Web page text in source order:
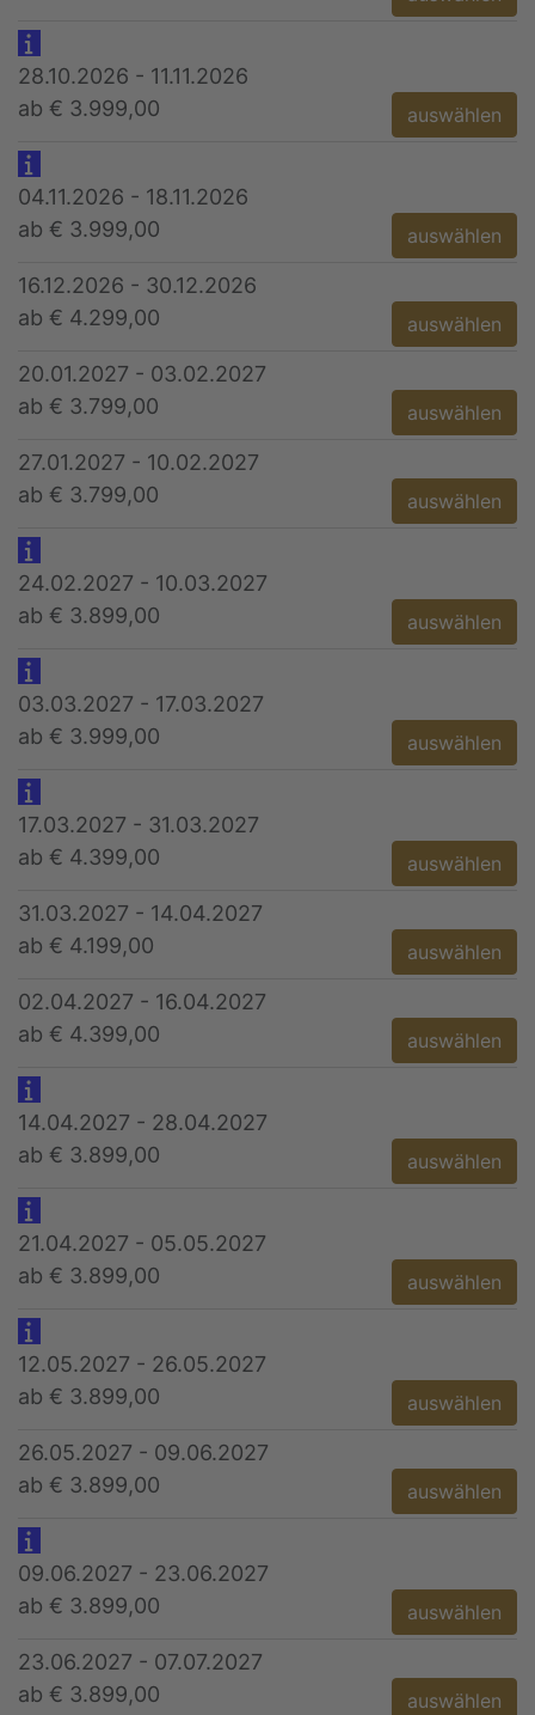
28.10.2026 - 11.11.2026
ab € 3.999,00
auswählen
04.11.2026 - 18.11.2026
ab € 3.999,00
auswählen
16.12.2026 - 30.12.2026
ab € 4.299,00
auswählen
20.01.2027 - 03.02.2027
ab € 3.799,00
auswählen
27.01.2027 - 10.02.2027
ab € 3.799,00
auswählen
24.02.2027 - 10.03.2027
ab € 3.899,00
auswählen
03.03.2027 - 17.03.2027
ab € 3.999,00
auswählen
17.03.2027 - 31.03.2027
ab € 4.399,00
auswählen
31.03.2027 - 14.04.2027
ab € 4.199,00
auswählen
02.04.2027 - 16.04.2027
ab € 4.399,00
auswählen
14.04.2027 - 28.04.2027
ab € 3.899,00
auswählen
21.04.2027 - 05.05.2027
ab € 3.899,00
auswählen
12.05.2027 - 26.05.2027
ab € 3.899,00
auswählen
26.05.2027 - 09.06.2027
ab € 3.899,00
auswählen
09.06.2027 - 23.06.2027
ab € 3.899,00
auswählen
23.06.2027 - 07.07.2027
ab € 3.899,00
auswählen